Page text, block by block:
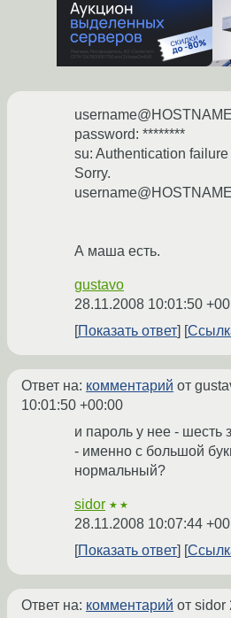
password: ********
su: Authentication failure
Sorry.
А маша есть.
gustavo
28.11.2008 10:01:50
Показать ответ
Ответ на: комментарий от
10:01:50 +00:00
и пароль у нее - шесть
- именно с большой
нормальный?
sidor ★★
28.11.2008 10:07:44
Показать ответ
Ответ на: комментарий от sidor